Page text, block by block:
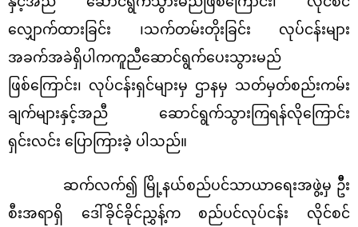
လျှောက်ထားခြင်း ၊သက်တမ်းတိုးခြင်း လုပ်ငန်းများ
အခက်အခဲရှိပါကကူညီဆောင်ရွက်ပေးသွားမည်
ဖြစ်ကြောင်း၊ လုပ်ငန်းရှင်များမှ ဌာနမှ သတ်မှတ်စည်းကမ်း
ချက်များနှင့်အညီ ဆောင်ရွက်သွားကြရန်လိုကြောင်း
ရှင်းလင်း ပြောကြားခဲ့ ပါသည်။
ဆက်လက်၍ မြို့နယ်စည်ပင်သာယာရေးအဖွဲ့မှ ဦီး
စီးအရာရှိ ဒေါ်ခိုင်ခိုင်ညွှန့်က စည်ပင်လုပ်ငန်း လိုင်စင်